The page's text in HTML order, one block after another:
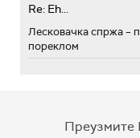
Re: Eh...
Лесковачка спржа –
пореклом
Преузмите